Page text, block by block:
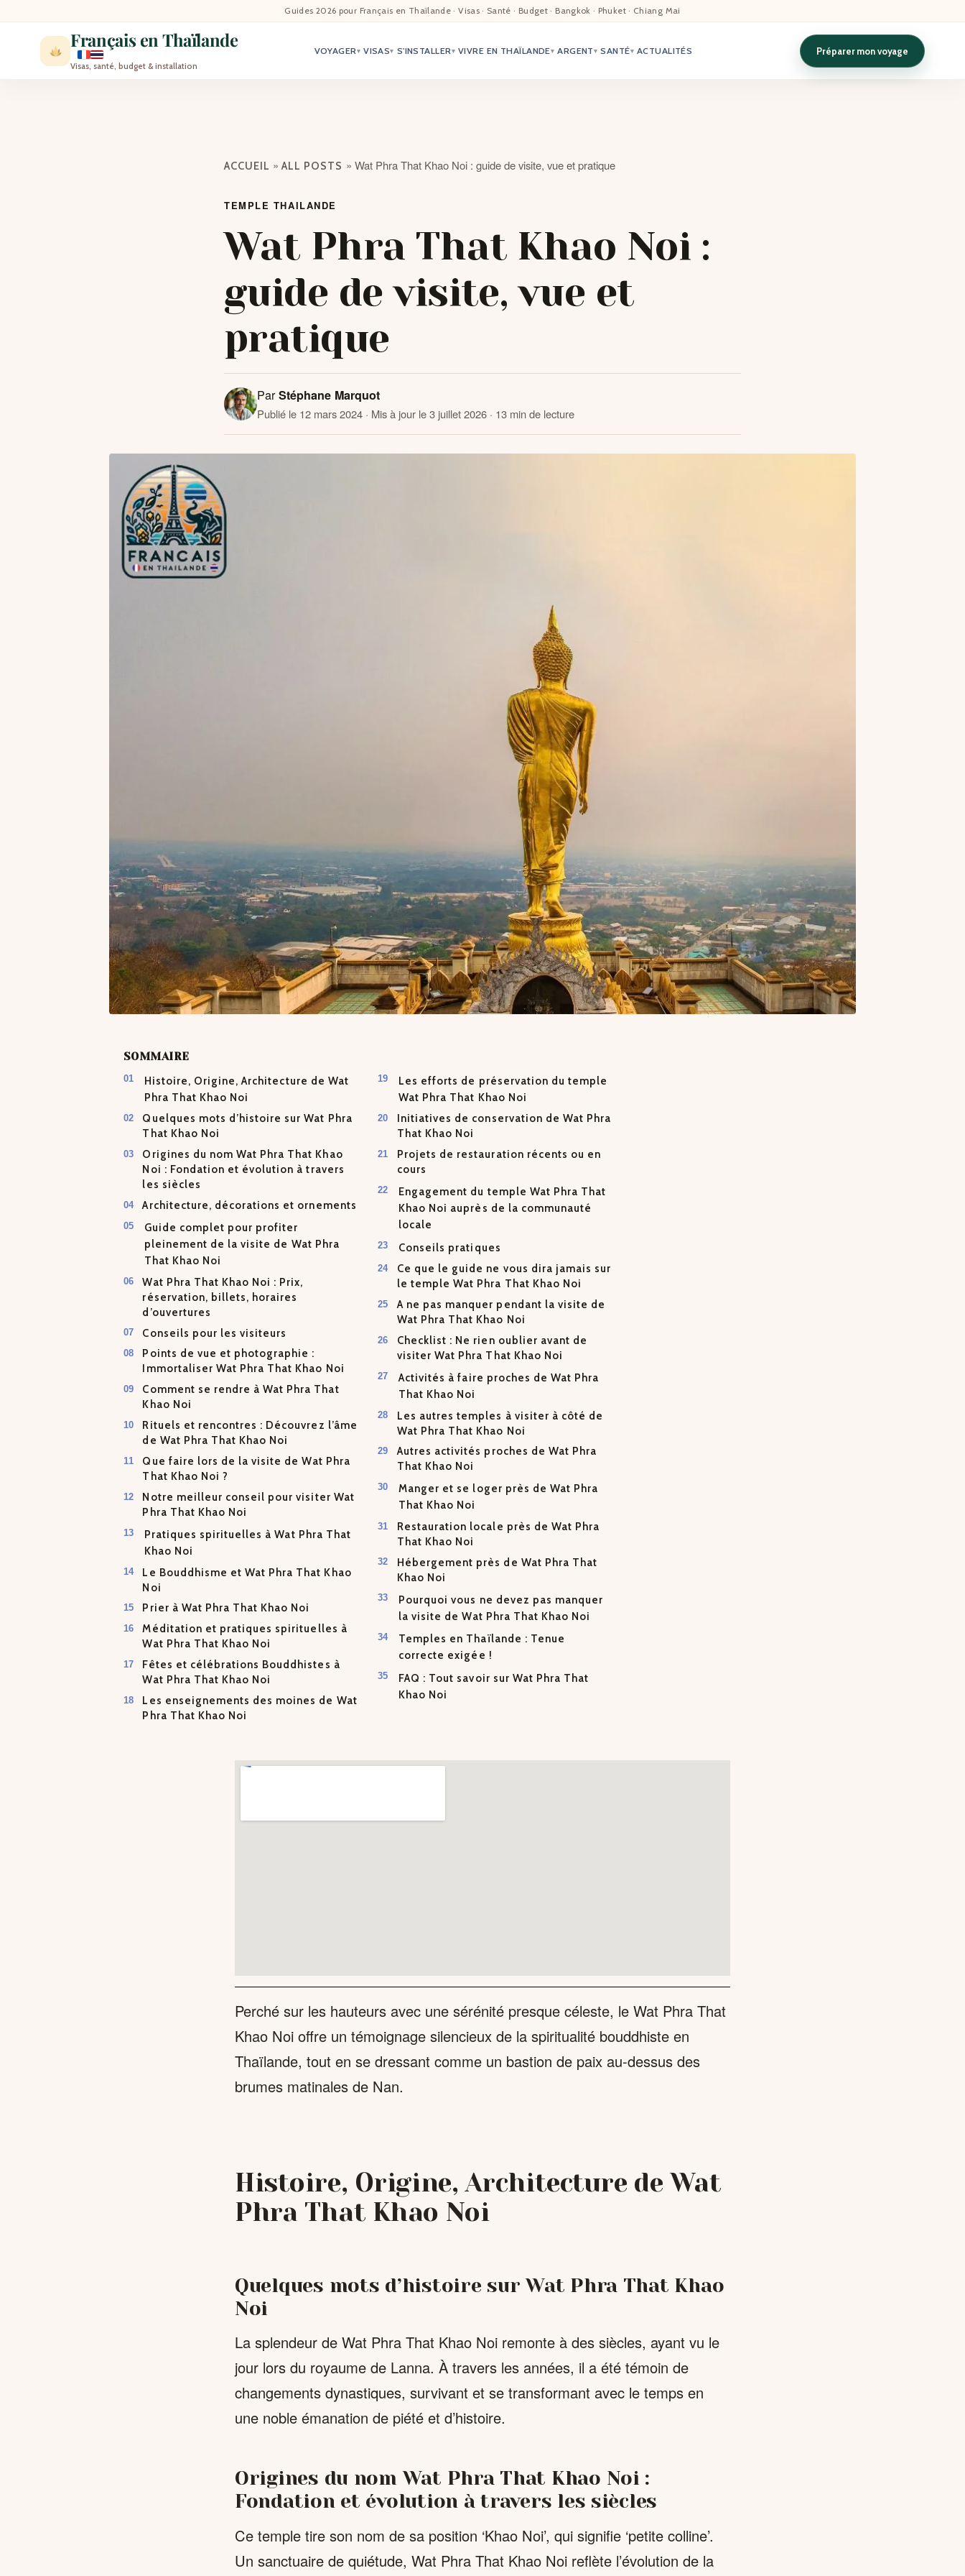
Guides 2026 pour Français en Thaïlande · Visas · Santé · Budget · Bangkok · Phuket · Chiang Mai
Français en Thaïlande
Visas, santé, budget & installation
VOYAGER▾ VISAS▾ S'INSTALLER▾ VIVRE EN THAÏLANDE▾ ARGENT ▾ SANTÉ▾ ACTUALITÉS Préparer mon voyage
ACCUEIL
ACTUALITÉ
CONTACTS
ACCUEIL »ALL POSTS » Wat Phra That Khao Noi : guide de visite, vue et pratique
TEMPLE THAILANDE
Wat Phra That Khao Noi :
guide de visite, vue et
pratique
ParStéphane Marquot
Publié le 12 mars 2024 · Mis à jour le 3 juillet 2026 · 13 min de lecture
SOMMAIRE
Histoire, Origine, Architecture de Wat
Phra That Khao Noi
Quelques mots d’histoire sur Wat Phra
That Khao Noi
Origines du nom Wat Phra That Khao
Noi : Fondation et évolution à travers
les siècles
Architecture, décorations et ornements
Guide complet pour profiter
pleinement de la visite de Wat Phra
That Khao Noi
Wat Phra That Khao Noi : Prix,
réservation, billets, horaires
d’ouvertures
Conseils pour les visiteurs
Points de vue et photographie :
Immortaliser Wat Phra That Khao Noi
Comment se rendre à Wat Phra That
Khao Noi
Rituels et rencontres : Découvrez l’âme
de Wat Phra That Khao Noi
Que faire lors de la visite de Wat Phra
That Khao Noi ?
Notre meilleur conseil pour visiter Wat
Phra That Khao Noi
Pratiques spirituelles à Wat Phra That
Khao Noi
Le Bouddhisme et Wat Phra That Khao
Noi
Prier à Wat Phra That Khao Noi
Méditation et pratiques spirituelles à
Wat Phra That Khao Noi
Fêtes et célébrations Bouddhistes à
Wat Phra That Khao Noi
Les enseignements des moines de Wat
Phra That Khao Noi
Les efforts de préservation du temple
Wat Phra That Khao Noi
Initiatives de conservation de Wat Phra
That Khao Noi
Projets de restauration récents ou en
cours
Engagement du temple Wat Phra That
Khao Noi auprès de la communauté
locale
Conseils pratiques
Ce que le guide ne vous dira jamais sur
le temple Wat Phra That Khao Noi
A ne pas manquer pendant la visite de
Wat Phra That Khao Noi
Checklist : Ne rien oublier avant de
visiter Wat Phra That Khao Noi
Activités à faire proches de Wat Phra
That Khao Noi
Les autres temples à visiter à côté de
Wat Phra That Khao Noi
Autres activités proches de Wat Phra
That Khao Noi
Manger et se loger près de Wat Phra
That Khao Noi
Restauration locale près de Wat Phra
That Khao Noi
Hébergement près de Wat Phra That
Khao Noi
Pourquoi vous ne devez pas manquer
la visite de Wat Phra That Khao Noi
Temples en Thaïlande : Tenue
correcte exigée !
FAQ : Tout savoir sur Wat Phra That
Khao Noi
Perché sur les hauteurs avec une sérénité presque céleste, le Wat Phra That
Khao Noi offre un témoignage silencieux de la spiritualité bouddhiste en
Thaïlande, tout en se dressant comme un bastion de paix au-dessus des
brumes matinales de Nan.
Histoire, Origine, Architecture de Wat
Phra That Khao Noi
Quelques mots d’histoire sur Wat Phra That Khao
Noi
La splendeur de Wat Phra That Khao Noi remonte à des siècles, ayant vu le
jour lors du royaume de Lanna. À travers les années, il a été témoin de
changements dynastiques, survivant et se transformant avec le temps en
une noble émanation de piété et d’histoire.
Origines du nom Wat Phra That Khao Noi :
Fondation et évolution à travers les siècles
Ce temple tire son nom de sa position ‘Khao Noi’, qui signifie ‘petite colline’.
Un sanctuaire de quiétude, Wat Phra That Khao Noi reflète l’évolution de la